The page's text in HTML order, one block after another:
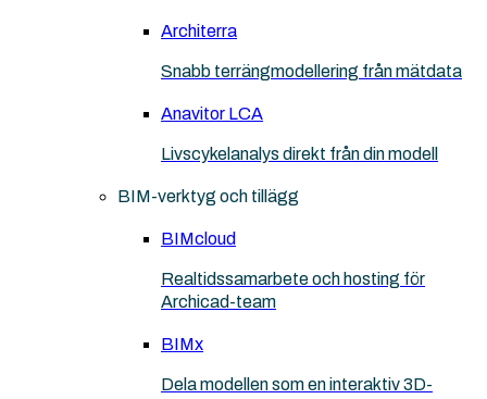
Architerra
Snabb terrängmodellering från mätdata
Anavitor LCA
Livscykelanalys direkt från din modell
BIM-verktyg och tillägg
BIMcloud
Realtidssamarbete och hosting för
Archicad-team
BIMx
Dela modellen som en interaktiv 3D-